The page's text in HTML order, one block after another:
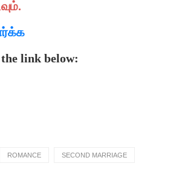
link below:
ROMANCE SECOND MARRIAGE